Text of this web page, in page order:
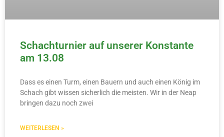
Schachturnier auf unserer Konstante
am 13.08
Dass es einen Turm, einen Bauern und auch einen König im
Schach gibt wissen sicherlich die meisten. Wir in der Neap
bringen dazu noch zwei
WEITERLESEN »